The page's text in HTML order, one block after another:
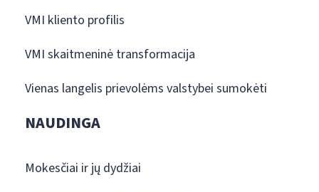
VMI kliento profilis
VMI skaitmeninė transformacija
Vienas langelis prievolėms valstybei sumokėti
NAUDINGA
Mokesčiai ir jų dydžiai